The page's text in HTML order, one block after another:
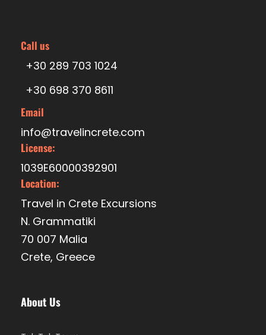
informiert.
Alter der Tour
Erwachsene 13+ | 60 EUR
Kind 4-12 Jahre | 30 EUR
Kleinkind 0-3 Jahre | Frei
Stornierungspolitik
Stornierung bis zu 48 Stunden im Voraus, um eine
volle Rückerstattung zu erhalten
Reiseplan
Call us
+30 289 703 1024
+30 698 370 8611
Email
info@travelincrete.com
License:
1039E60000392901
Location:
Travel in Crete Excursions
N. Grammatiki
70 007 Malia
Crete, Greece
About Us